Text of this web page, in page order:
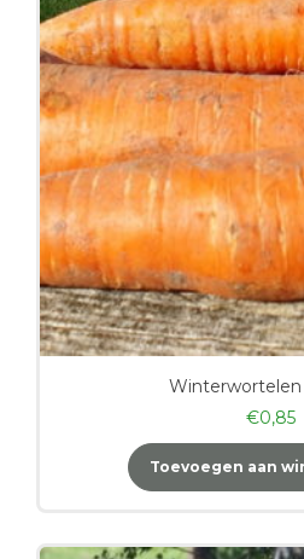
Winterwortelen
€0,85
Toevoegen aan